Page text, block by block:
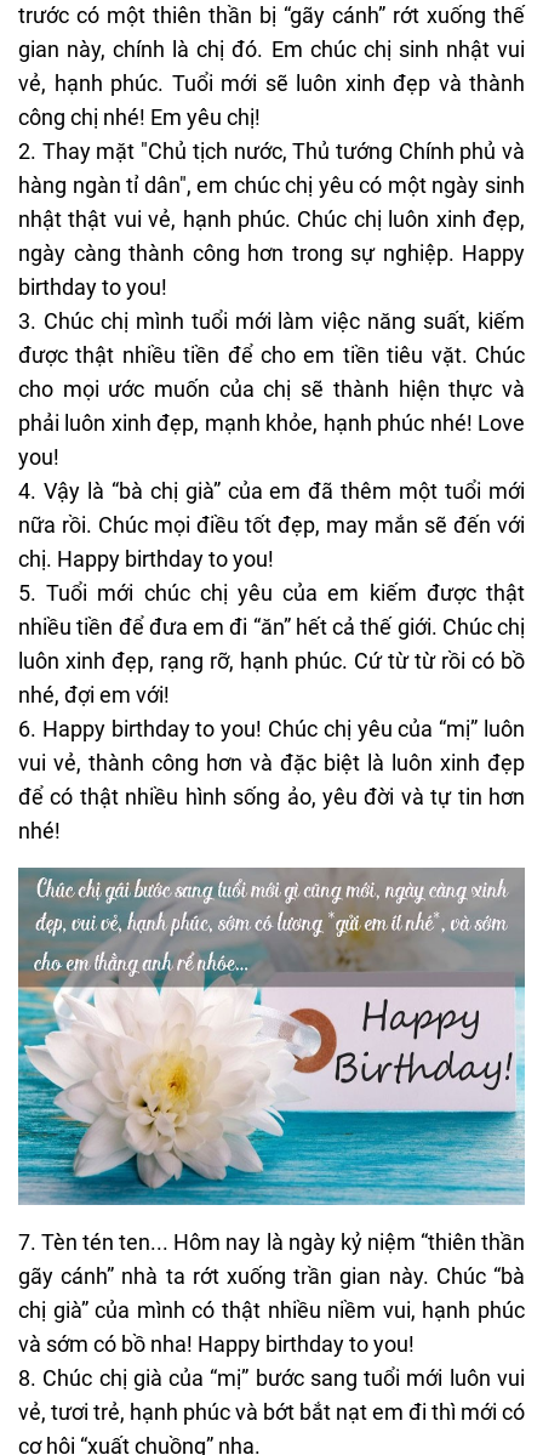
trước có một thiên thần bị “gãy cánh” rớt xuống thế
gian này, chính là chị đó. Em chúc chị sinh nhật vui
vẻ, hạnh phúc. Tuổi mới sẽ luôn xinh đẹp và thành
công chị nhé! Em yêu chị!
2. Thay mặt "Chủ tịch nước, Thủ tướng Chính phủ và
hàng ngàn tỉ dân", em chúc chị yêu có một ngày sinh
nhật thật vui vẻ, hạnh phúc. Chúc chị luôn xinh đẹp,
ngày càng thành công hơn trong sự nghiệp. Happy
birthday to you!
3. Chúc chị mình tuổi mới làm việc năng suất, kiếm
được thật nhiều tiền để cho em tiền tiêu vặt. Chúc
cho mọi ước muốn của chị sẽ thành hiện thực và
phải luôn xinh đẹp, mạnh khỏe, hạnh phúc nhé! Love
you!
4. Vậy là “bà chị già” của em đã thêm một tuổi mới
nữa rồi. Chúc mọi điều tốt đẹp, may mắn sẽ đến với
chị. Happy birthday to you!
5. Tuổi mới chúc chị yêu của em kiếm được thật
nhiều tiền để đưa em đi “ăn” hết cả thế giới. Chúc chị
luôn xinh đẹp, rạng rỡ, hạnh phúc. Cứ từ từ rồi có bồ
nhé, đợi em với!
6. Happy birthday to you! Chúc chị yêu của “mị” luôn
vui vẻ, thành công hơn và đặc biệt là luôn xinh đẹp
để có thật nhiều hình sống ảo, yêu đời và tự tin hơn
nhé!
7. Tèn tén ten... Hôm nay là ngày kỷ niệm “thiên thần
gãy cánh” nhà ta rớt xuống trần gian này. Chúc “bà
chị già” của mình có thật nhiều niềm vui, hạnh phúc
và sớm có bồ nha! Happy birthday to you!
8. Chúc chị già của “mị” bước sang tuổi mới luôn vui
vẻ, tươi trẻ, hạnh phúc và bớt bắt nạt em đi thì mới có
cơ hội “xuất chuồng” nha.